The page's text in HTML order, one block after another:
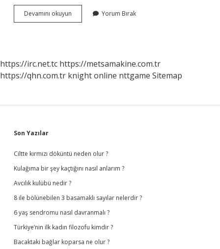
Devamını okuyun
Bandırma
Yorum Bırak
https://irc.net.tc https://metsamakine.com.tr
https://qhn.com.tr knight online nttgame Sitemap
Sidebar
Son Yazılar
Ciltte kırmızı döküntü neden olur ?
Kulağıma bir şey kaçtığını nasıl anlarım ?
Avcılık kulübü nedir ?
8 ile bölünebilen 3 basamaklı sayılar nelerdir ?
6 yaş sendromu nasıl davranmalı ?
Türkiye’nin ilk kadın filozofu kimdir ?
Bacaktaki bağlar koparsa ne olur ?